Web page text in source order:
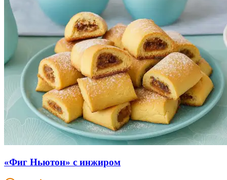
«Фиг Ньютон» с инжиром